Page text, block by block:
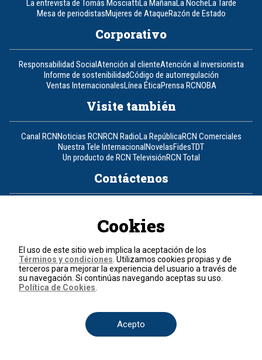
La entrevista de Tomás MosciattiLa MañanaLa NocheLa Tarde
Mesa de periodistasMujeres de AtaqueRazón de Estado
Corporativo
Responsabilidad SocialAtención al clienteAtención al inversionista
Informe de sostenibilidadCódigo de autorregulación
Ventas InternacionalesLínea ÉticaPrensa RCNOBA
Visite también
Canal RCNNoticias RCNRCN RadioLa RepúblicaRCN Comerciales
Nuestra Tele InternacionalNovelasFidesTDT
Un producto de RCN TelevisiónRCN Total
Contáctenos
Política de cookies
Términos y condiciones
© 2026, RCN Medios.
Todos los derechos reservados.
Cookies
El uso de este sitio web implica la aceptación de los
Términos y condiciones . Utilizamos cookies propias y de
terceros para mejorar la experiencia del usuario a través de
su navegación. Si continúas navegando aceptas su uso.
Política de Cookies
Acepto